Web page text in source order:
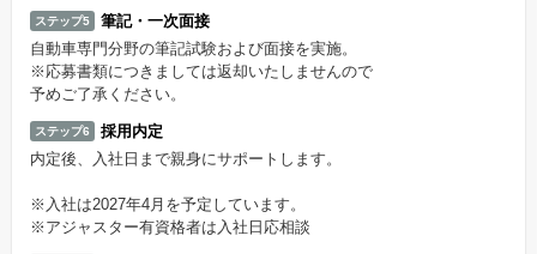
ステップ5
筆記・一次面接
自動車専門分野の筆記試験および面接を実施。
※応募書類につきましては返却いたしませんので
予めご了承ください。
ステップ6
採用内定
内定後、入社日まで親身にサポートします。
※入社は2027年4月を予定しています。
※アジャスター有資格者は入社日応相談